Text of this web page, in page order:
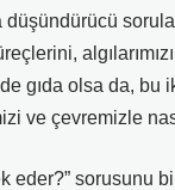
gıda olsa da, bu
ve çevremizle
eder?”